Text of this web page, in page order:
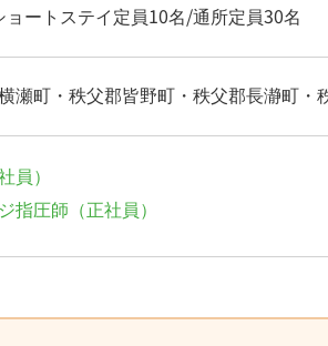
ートステイ定員10名/通所定員30名
瀬町・秩父郡皆野町・秩父郡長瀞町・
員）
指圧師（正社員）